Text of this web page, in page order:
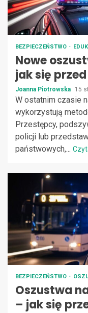
BEZPIECZEŃSTWO
Nowe
jak się
Joanna Piotrowska 15
W ostatnim czasie
wykorzystują
Przestępcy,
policji lub
państwowych,...
BEZPIECZEŃSTWO
Oszustwa
– jak się